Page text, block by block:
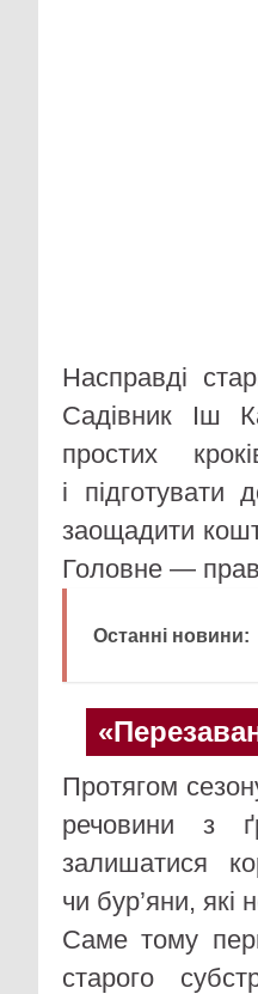
Насправді
Садівник Іш
простих
і
заощадити
Головне —
Останні новини:
Протягом
речовини з
залишатися
чи бур’яни, які
Саме тому
старого